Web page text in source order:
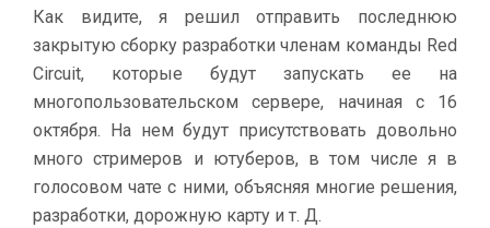
Как видите, я решил отправить последнюю
закрытую сборку разработки членам команды Red
Circuit, которые будут запускать ее на
многопользовательском сервере, начиная с 16
октября. На нем будут присутствовать довольно
много стримеров и ютуберов, в том числе я в
голосовом чате с ними, объясняя многие решения,
разработки, дорожную карту и т. Д.